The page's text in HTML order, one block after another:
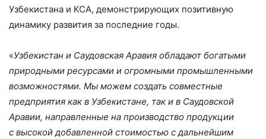
Узбекистана и КСА, демонстрирующих позитивную
динамику развития за последние годы.
«Узбекистан и Саудовская Аравия обладают богатыми
природными ресурсами и огромными промышленными
возможностями. Мы можем создать совместные
предприятия как в Узбекистане, так и в Саудовской
Аравии, направленные на производство продукции
с высокой добавленной стоимостью с дальнейшим